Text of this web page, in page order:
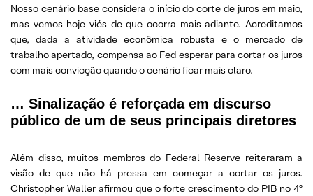
Nosso cenário base considera o início do corte de juros em maio,
mas vemos hoje viés de que ocorra mais adiante. Acreditamos
que, dada a atividade econômica robusta e o mercado de
trabalho apertado, compensa ao Fed esperar para cortar os juros
com mais convicção quando o cenário ficar mais claro.
… Sinalização é reforçada em discurso
público de um de seus principais diretores
Além disso, muitos membros do Federal Reserve reiteraram a
visão de que não há pressa em começar a cortar os juros.
Christopher Waller afirmou que o forte crescimento do PIB no 4º